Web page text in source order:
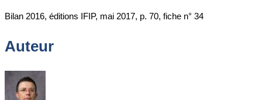
Bilan 2016, éditions IFIP, mai 2017, p. 70, fiche n° 34
Auteur